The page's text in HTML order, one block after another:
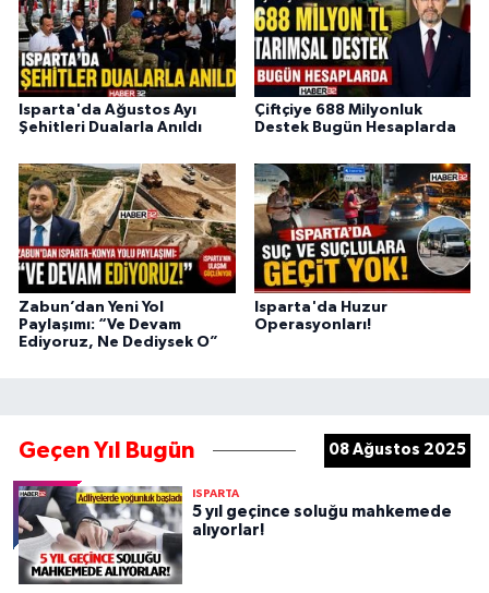
Isparta'da Ağustos Ayı
Şehitleri Dualarla Anıldı
Çiftçiye 688 Milyonluk
Destek Bugün Hesaplarda
Zabun’dan Yeni Yol
Paylaşımı: “Ve Devam
Ediyoruz, Ne Dediysek O”
Isparta'da Huzur
Operasyonları!
Geçen Yıl Bugün 08 Ağustos 2025
ISPARTA
5 yıl geçince soluğu mahkemede
alıyorlar!